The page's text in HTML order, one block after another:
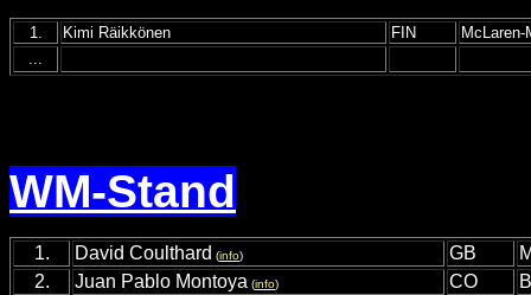
1. Kimi Räikkönen FIN
McLaren-
...
WM-Stand
1. David Coulthard (info) GB
2.
Juan Pablo Montoya (info) CO